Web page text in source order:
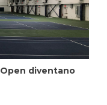
diventano